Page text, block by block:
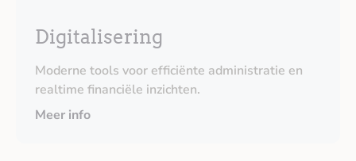
Digitalisering
Moderne tools voor efficiënte administratie en
realtime financiële inzichten.
Meer info